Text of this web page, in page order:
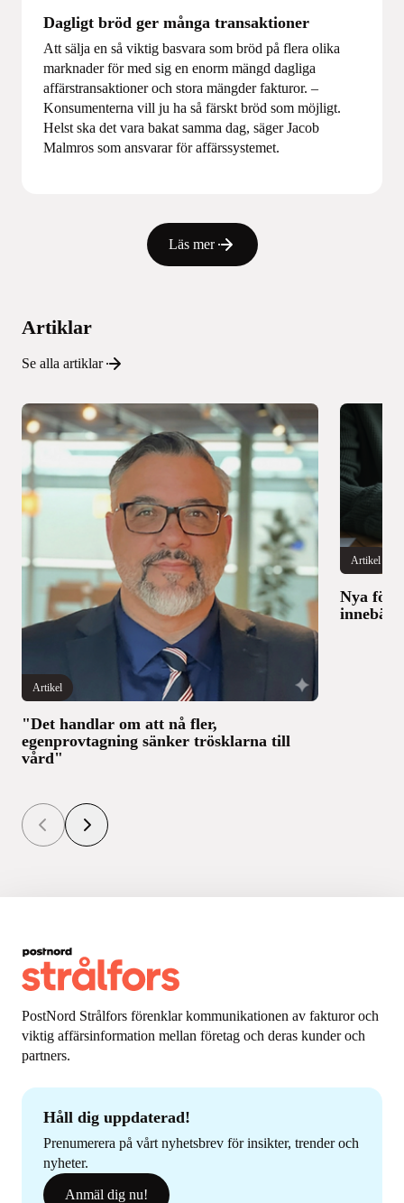
Dagligt bröd ger många transaktioner
Att sälja en så viktig basvara som bröd på flera olika
marknader för med sig en enorm mängd dagliga
affärstransaktioner och stora mängder fakturor. –
Konsumenterna vill ju ha så färskt bröd som möjligt.
Helst ska det vara bakat samma dag, säger Jacob
Malmros som ansvarar för affärssystemet.
Läs mer
Artiklar
Se alla artiklar
Artikel
"Det handlar om att nå fler,
egenprovtagning sänker trösklarna till
vård"
Artikel
Nya
innebär
PostNord Strålfors förenklar kommunikationen av fakturor och
viktig affärsinformation mellan företag och deras kunder och
partners.
Håll dig uppdaterad!
Prenumerera på vårt nyhetsbrev för insikter, trender och
nyheter.
Anmäl dig nu!